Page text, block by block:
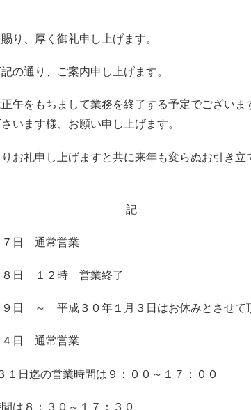
り、厚く御礼申し上げます。
の通り、ご案内申し上げます。
午をもちまして業務を終了する予定でございま
います様、お願い申し上げます。
お礼申し上げますと共に来年も変らぬお引き立
記
日 通常営業
８日 １２時 営業終了
日 ～ 平成３０年１月３日はお休みとさせて
日 通常営業
日迄の営業時間は９：００～１７：００
は８：３０～１７：３０